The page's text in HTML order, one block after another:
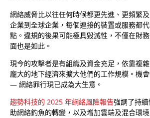
網絡威脅比以往任何時候都更先進、更頻繁
企業到全球企業，每個連接的裝置或服務都
點。違規的後果可能極具毀滅性，不僅在財
面也是如此。
現今的攻擊者是有組織及資金充足，依靠複
龐大的地下經濟來擴大他們的工作規模。機
— 網絡罪行現已成為大生意。
趨勢科技的 2025 年網絡風險報告強調了持
助網絡釣魚的轉變，以及增加雲端及混合環境